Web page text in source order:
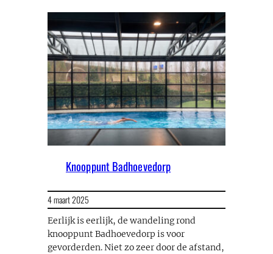
Knooppunt Badhoevedorp
4 maart 2025
Eerlijk is eerlijk, de wandeling rond
knooppunt Badhoevedorp is voor
gevorderden. Niet zo zeer door de afstand,